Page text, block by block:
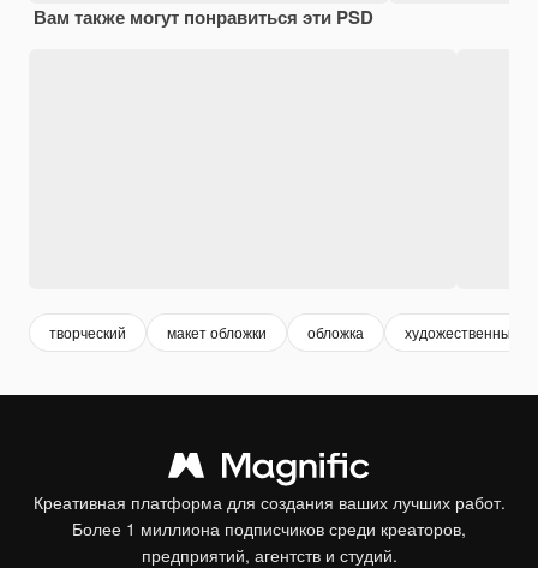
Вам также могут понравиться эти PSD
творческий макет обложки обложка художественный
Креативная платформа для создания ваших лучших работ.
Более 1 миллиона подписчиков среди креаторов,
предприятий, агентств и студий.